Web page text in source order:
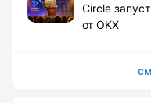
Circle
от OKX